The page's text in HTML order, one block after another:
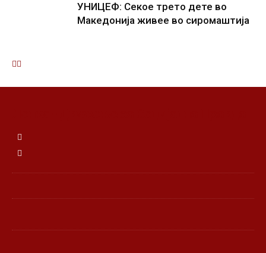
УНИЦЕФ: Секое трето дете во
Македонија живее во сиромаштија